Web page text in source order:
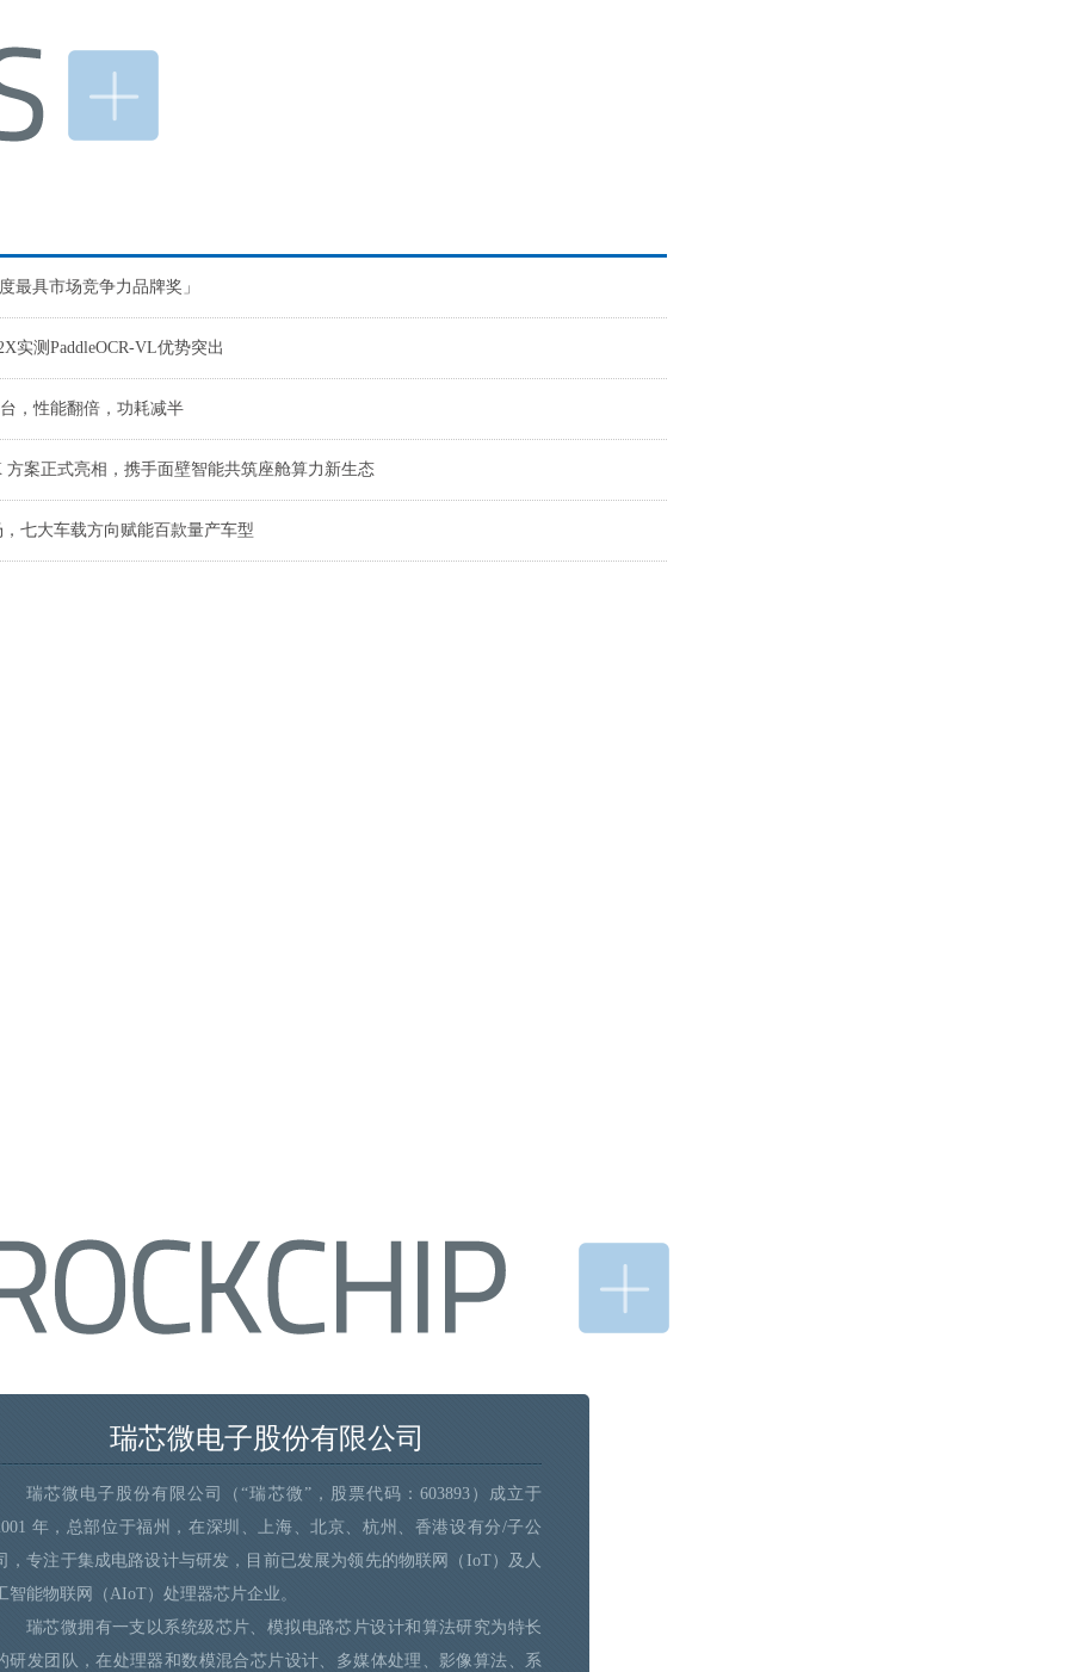
最具市场竞争力品牌奖」
实测PaddleOCR-VL优势突出
，性能翻倍，功耗减半
案正式亮相，携手面壁智能共筑座舱算力新生态
七大车载方向赋能百款量产车型
瑞芯微电子股份有限公司
瑞芯微电子股份有限公司（“瑞芯微”，股票代码：603893）成立于
年，总部位于福州，在深圳、上海、北京、杭州、香港设有分/子公
，专注于集成电路设计与研发，目前已发展为领先的物联网（IoT）及人
智能物联网（AIoT）处理器芯片企业。
瑞芯微拥有一支以系统级芯片、模拟电路芯片设计和算法研究为特长
研发团队，在处理器和数模混合芯片设计、多媒体处理、影像算法、系